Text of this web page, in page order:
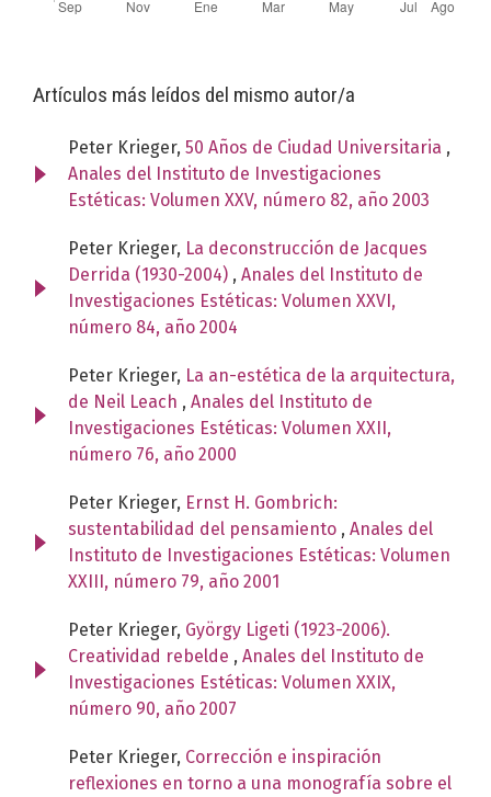
Artículos más leídos del mismo autor/a
Peter Krieger, 50 Años de Ciudad Universitaria ,
Anales del Instituto de Investigaciones
Estéticas: Volumen XXV, número 82, año 2003
Peter Krieger, La deconstrucción de Jacques
Derrida (1930-2004) , Anales del Instituto de
Investigaciones Estéticas: Volumen XXVI,
número 84, año 2004
Peter Krieger, La an-estética de la arquitectura,
de Neil Leach , Anales del Instituto de
Investigaciones Estéticas: Volumen XXII,
número 76, año 2000
Peter Krieger, Ernst H. Gombrich:
sustentabilidad del pensamiento , Anales del
Instituto de Investigaciones Estéticas: Volumen
XXIII, número 79, año 2001
Peter Krieger, György Ligeti (1923-2006).
Creatividad rebelde , Anales del Instituto de
Investigaciones Estéticas: Volumen XXIX,
número 90, año 2007
Peter Krieger, Corrección e inspiración
reflexiones en torno a una monografía sobre el